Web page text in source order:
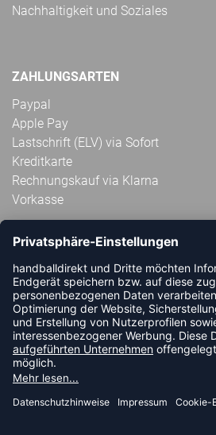
Nachhaltigkeit und Soziales
ZAHLUNGSARTEN
Paypal
Apple Pay
Lastschrift (ELV) via Sofort
Kreditkarte
Rechnungskauf via Klarna
Vorkasse
ABONNIERE JETZT DEN
HANDBALLDIREKT-NEWSLETTER
NEUIGKEIT ODER AKTION MEHR.
JETZT